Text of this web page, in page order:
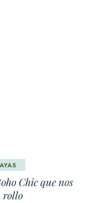
Chic que nos
rollo